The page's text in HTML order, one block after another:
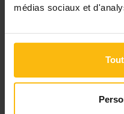
médias sociaux et
un accès
pour gérer
bénéficiez de :